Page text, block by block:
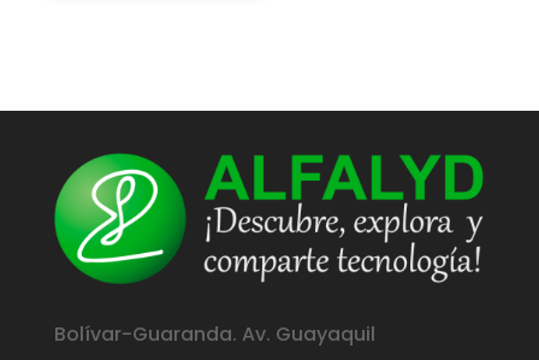
Bolívar-Guaranda. Av. Guayaquil